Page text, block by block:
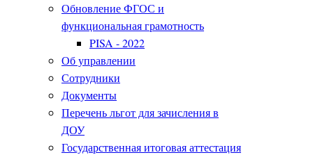
Обновление ФГОС и
функциональная грамотность
PISA - 2022
Об управлении
Сотрудники
Документы
Перечень льгот для зачисления в
ДОУ
Государственная итоговая аттестация